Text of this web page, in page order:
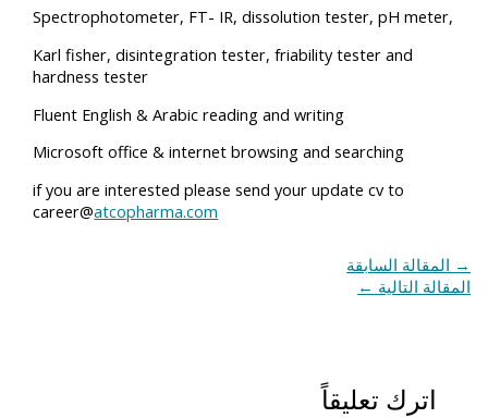
Spectrophotometer, FT- IR, dissolution tester, pH meter,
Karl fisher, disintegration tester, friability tester and
hardness tester
Fluent English & Arabic reading and writing
Microsoft office & internet browsing and searching
if you are interested please send your update cv to
career@atcopharma.com
→ المقالة السابقة
المقالة التالية ←
اترك تعليقاً